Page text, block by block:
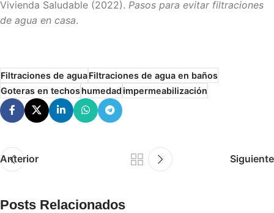
Vivienda Saludable (2022). Pasos para evitar filtraciones
de agua en casa.
Filtraciones de aguaFiltraciones de agua en baños
Goteras en techoshumedadimpermeabilización
Anterior Siguiente
Posts Relacionados